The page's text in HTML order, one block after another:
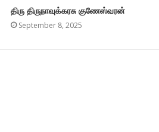
திரு திருநாவுக்கரசு குணேஸ்வரன்
September 8, 2025